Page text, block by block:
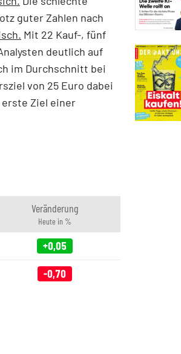
guter Zahlen nach
Mit 22 Kauf-, fünf
deutlich auf
im Durchschnitt bei
von 25 Euro dabei
Ziel einer
Veränderung
Heute in %
+0,05
-0,70